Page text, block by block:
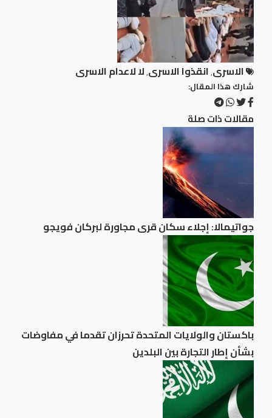
الاسرى,انقذوا الاسرى,لا لاعدام الاسرى
شارك هذا المقال:
مقالات ذات صلة
جواتيمالا: إجلاء سكان قرى مجاورة لبركان فويجو
باكستان والولايات المتحدة تحرزان تقدما في مفاوضات
بشأن إطار التجارة بين البلدين